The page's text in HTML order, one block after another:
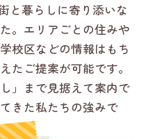
と暮らしに寄り添いな
。エリアごとの住みや
校区などの情報はもち
たご提案が可能です。
」まで見据えて案内で
きた私たちの強みで